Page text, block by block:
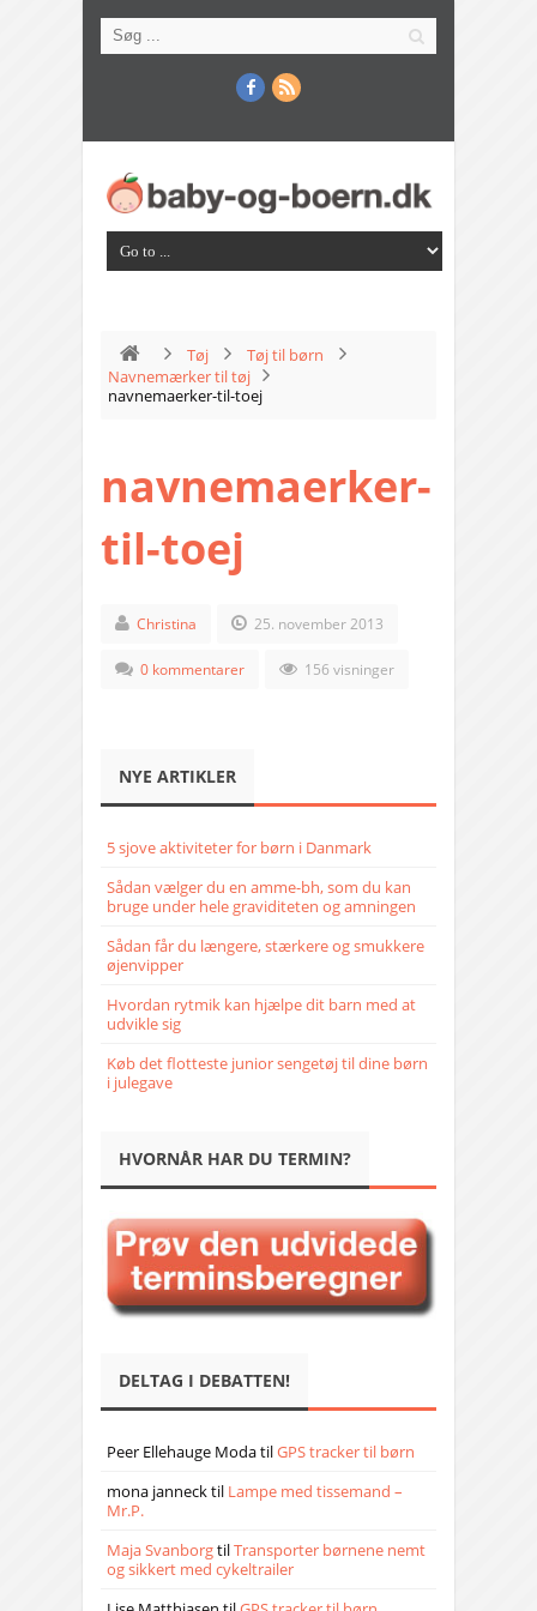
Tøj
Tøj til børn
Navnemærker til tøj
navnemaerker-til-toej
navnemaerker-
til-toej
Christina 25. november 2013
0 kommentarer 156 visninger
NYE ARTIKLER
5 sjove aktiviteter for børn i Danmark
Sådan vælger du en amme-bh, som du kan
bruge under hele graviditeten og amningen
Sådan får du længere, stærkere og smukkere
øjenvipper
Hvordan rytmik kan hjælpe dit barn med at
udvikle sig
Køb det flotteste junior sengetøj til dine børn
i julegave
HVORNÅR HAR DU TERMIN?
DELTAG I DEBATTEN!
Peer Ellehauge ModatilGPS tracker til børn
mona jannecktil Lampe med tissemand –
Mr.P.
Maja SvanborgtilTransporter børnene nemt
og sikkert med cykeltrailer